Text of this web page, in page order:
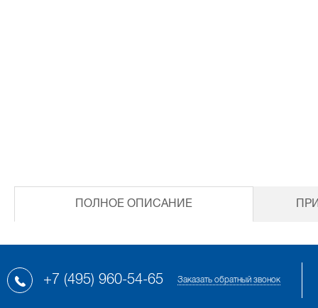
ПОЛНОЕ ОПИСАНИЕ
+7 (495) 960-54-65 Заказать обратный звонок